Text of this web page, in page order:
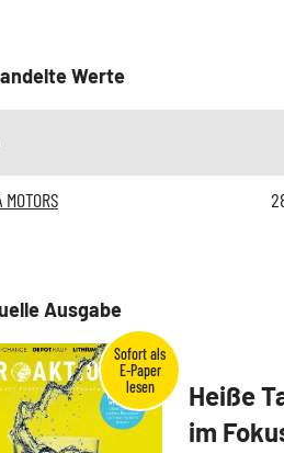
Werte
Ausgabe
Heiße
im